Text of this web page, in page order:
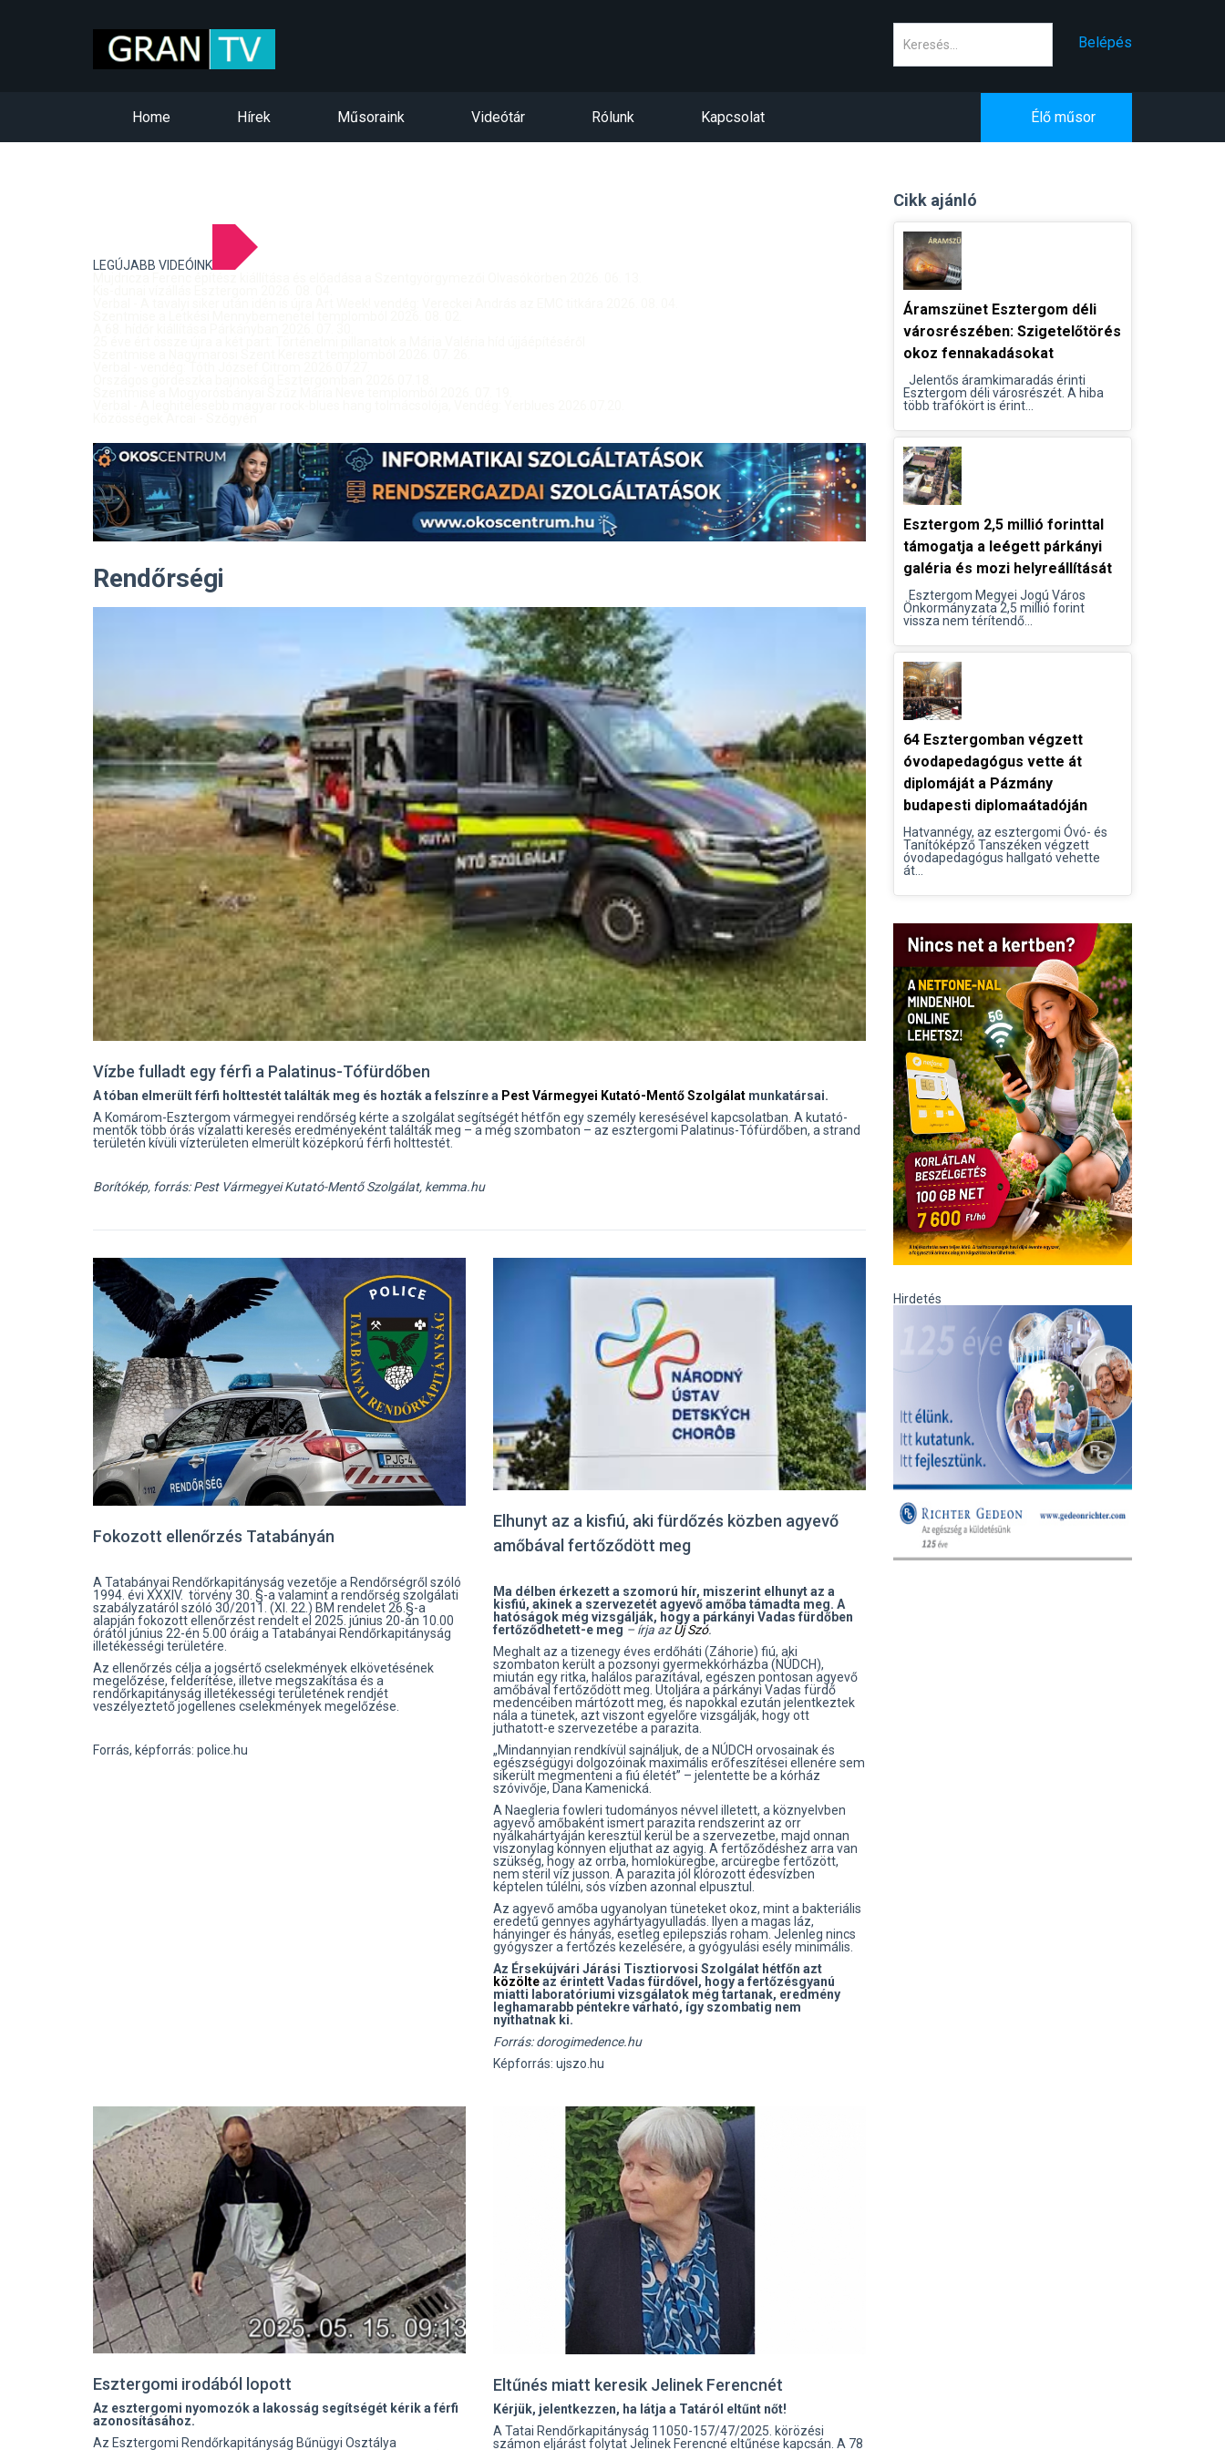
Belépés
Home Hírek Műsoraink Videótár Rólunk Kapcsolat Élő műsor
LEGÚJABB VIDEÓINK
Rendőrségi
Vízbe fulladt egy férfi a Palatinus-Tófürdőben
A tóban elmerült férfi holttestét találták meg és hozták a felszínre a Pest Vármegyei Kutató-Mentő Szolgálat munkatársai.
A Komárom-Esztergom vármegyei rendőrség kérte a szolgálat segítségét hétfőn egy személy keresésével kapcsolatban. A kutató-
mentők több órás vízalatti keresés eredményeként találták meg – a még szombaton – az esztergomi Palatinus-Tófürdőben, a strand
területén kívüli vízterületen elmerült középkorú férfi holttestét.
Borítókép, forrás: Pest Vármegyei Kutató-Mentő Szolgálat, kemma.hu
Fokozott ellenőrzés Tatabányán
A Tatabányai Rendőrkapitányság vezetője a Rendőrségről szóló
1994. évi XXXIV. törvény 30. §-a valamint a rendőrség szolgálati
szabályzatáról szóló 30/2011. (XI. 22.) BM rendelet 26.§-a
alapján fokozott ellenőrzést rendelt el 2025. június 20-án 10.00
órától június 22-én 5.00 óráig a Tatabányai Rendőrkapitányság
illetékességi területére.
Az ellenőrzés célja a jogsértő cselekmények elkövetésének
megelőzése, felderítése, illetve megszakítása és a
rendőrkapitányság illetékességi területének rendjét
veszélyeztető jogellenes cselekmények megelőzése.
Forrás, képforrás: police.hu
Elhunyt az a kisfiú, aki fürdőzés közben agyevő
amőbával fertőződött meg
Ma délben érkezett a szomorú hír, miszerint elhunyt az a
kisfiú, akinek a szervezetét agyevő amőba támadta meg. A
hatóságok még vizsgálják, hogy a párkányi Vadas fürdőben
fertőződhetett-e meg – írja azÚj Szó.
Meghalt az a tizenegy éves erdőháti (Záhorie) fiú, aki
szombaton került a pozsonyi gyermekkórházba (NÚDCH),
miután egy ritka, halálos parazitával, egészen pontosan agyevő
amőbával fertőződött meg. Utoljára a párkányi Vadas fürdő
medencéiben mártózott meg, és napokkal ezután jelentkeztek
nála a tünetek, azt viszont egyelőre vizsgálják, hogy ott
juthatott-e szervezetébe a parazita.
„Mindannyian rendkívül sajnáljuk, de a NÚDCH orvosainak és
egészségügyi dolgozóinak maximális erőfeszítései ellenére sem
sikerült megmenteni a fiú életét” – jelentette be a kórház
szóvivője, Dana Kamenická.
A Naegleria fowleri tudományos névvel illetett, a köznyelvben
agyevő amőbaként ismert parazita rendszerint az orr
nyálkahártyáján keresztül kerül be a szervezetbe, majd onnan
viszonylag könnyen eljuthat az agyig. A fertőződéshez arra van
szükség, hogy az orrba, homloküregbe, arcüregbe fertőzött,
nem steril víz jusson. A parazita jól klórozott édesvízben
képtelen túlélni, sós vízben azonnal elpusztul.
Az agyevő amőba ugyanolyan tüneteket okoz, mint a bakteriális
eredetű gennyes agyhártyagyulladás. Ilyen a magas láz,
hányinger és hányás, esetleg epilepsziás roham. Jelenleg nincs
gyógyszer a fertőzés kezelésére, a gyógyulási esély minimális.
Az Érsekújvári Járási Tisztiorvosi Szolgálat hétfőn azt
közölteaz érintett Vadas fürdővel, hogy a fertőzésgyanú
miatti laboratóriumi vizsgálatok még tartanak, eredmény
leghamarabb péntekre várható, így szombatig nem
nyithatnak ki.
Forrás: dorogimedence.hu
Képforrás: ujszo.hu
Esztergomi irodából lopott
Az esztergomi nyomozók a lakosság segítségét kérik a férfi
azonosításához.
Az Esztergomi Rendőrkapitányság Bűnügyi Osztálya
Eltűnés miatt keresik Jelinek Ferencnét
Kérjük, jelentkezzen, ha látja a Tatáról eltűnt nőt!
A Tatai Rendőrkapitányság 11050-157/47/2025. körözési
számon eljárást folytat Jelinek Ferencné eltűnése kapcsán. A 78
Cikk ajánló
Áramszünet Esztergom déli
városrészében: Szigetelőtörés
okoz fennakadásokat
Jelentős áramkimaradás érinti
Esztergom déli városrészét. A hiba
több trafókört is érint...
Esztergom 2,5 millió forinttal
támogatja a leégett párkányi
galéria és mozi helyreállítását
Esztergom Megyei Jogú Város
Önkormányzata 2,5 millió forint
vissza nem térítendő...
64 Esztergomban végzett
óvodapedagógus vette át
diplomáját a Pázmány
budapesti diplomaátadóján
Hatvannégy, az esztergomi Óvó- és
Tanítóképző Tanszéken végzett
óvodapedagógus hallgató vehette
át...
Hirdetés